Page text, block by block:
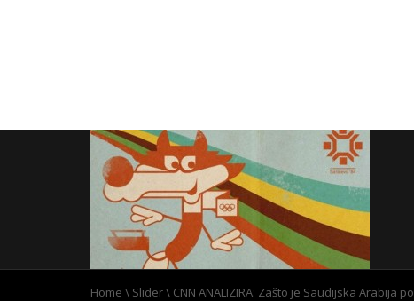
Home \ Slider\ CNN ANALIZIRA: Zašto je Saudijska Arabija